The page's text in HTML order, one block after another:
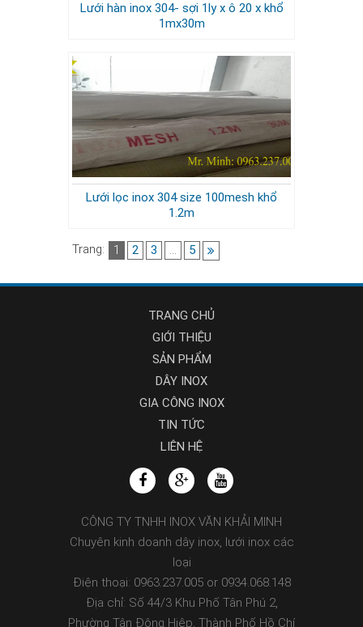
Lưới hàn inox 304- sợi 1ly x ô 20 x khổ
1mx30m
Lưới lọc inox 304 size 100mesh khổ
1.2m
Trang: 1 2 3 … 5
TRANG CHỦ
GIỚI THIỆU
SẢN PHẨM
DÂY INOX
GIA CÔNG INOX
TIN TỨC
LIÊN HỆ
CÔNG TY TNHH INOX VĂN KHẢI MINH
Chuyên kinh doanh dây inox, lưới inox các
loại
Điện thoại: 0963.237.005 or 0934.068.148
Địa chỉ: Số 44/3 Khu Phố Tân Phú 2,
Phường Tân Đông Hiệp, Thành Phố Hồ Chí